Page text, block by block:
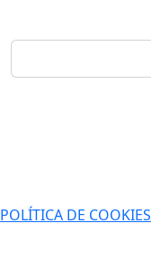
POLÍTICA DE COOKIES